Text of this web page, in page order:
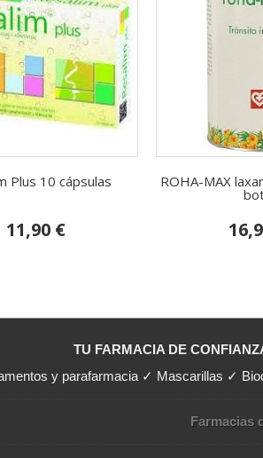
Plus 10 cápsulas
11,90 €
ROHA-MAX
TU FARMACIA DE
y parafarmacia ✓ Mascarillas ✓
Farmacias